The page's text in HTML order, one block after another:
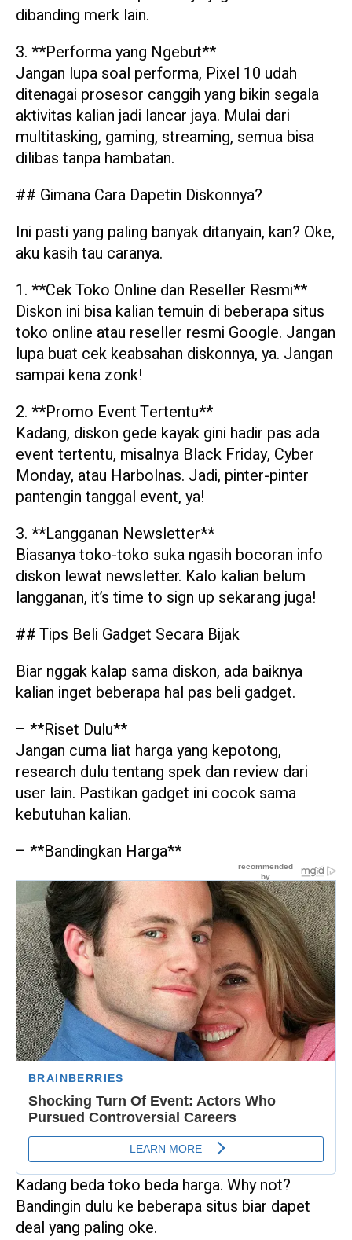
dibanding merk lain.
3. **Performa yang Ngebut**
Jangan lupa soal performa, Pixel 10 udah
ditenagai prosesor canggih yang bikin segala
aktivitas kalian jadi lancar jaya. Mulai dari
multitasking, gaming, streaming, semua bisa
dilibas tanpa hambatan.
## Gimana Cara Dapetin Diskonnya?
Ini pasti yang paling banyak ditanyain, kan? Oke,
aku kasih tau caranya.
1. **Cek Toko Online dan Reseller Resmi**
Diskon ini bisa kalian temuin di beberapa situs
toko online atau reseller resmi Google. Jangan
lupa buat cek keabsahan diskonnya, ya. Jangan
sampai kena zonk!
2. **Promo Event Tertentu**
Kadang, diskon gede kayak gini hadir pas ada
event tertentu, misalnya Black Friday, Cyber
Monday, atau Harbolnas. Jadi, pinter-pinter
pantengin tanggal event, ya!
3. **Langganan Newsletter**
Biasanya toko-toko suka ngasih bocoran info
diskon lewat newsletter. Kalo kalian belum
langganan, it’s time to sign up sekarang juga!
## Tips Beli Gadget Secara Bijak
Biar nggak kalap sama diskon, ada baiknya
kalian inget beberapa hal pas beli gadget.
– **Riset Dulu**
Jangan cuma liat harga yang kepotong,
research dulu tentang spek dan review dari
user lain. Pastikan gadget ini cocok sama
kebutuhan kalian.
– **Bandingkan Harga**
Kadang beda toko beda harga. Why not?
Bandingin dulu ke beberapa situs biar dapet
deal yang paling oke.